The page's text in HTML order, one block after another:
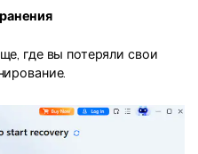
где вы потеряли свои